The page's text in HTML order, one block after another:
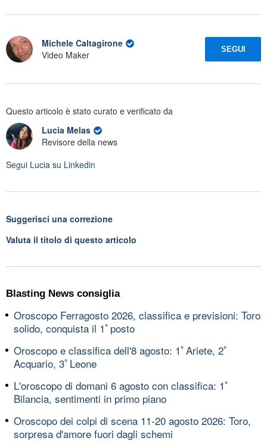
Michele Caltagirone
Video Maker
SEGUI
Questo articolo è stato curato e verificato da
Lucia Melas
Revisore della news
Segui Lucia su Linkedin
Suggerisci una correzione
Valuta il titolo di questo articolo
Blasting News consiglia
Oroscopo Ferragosto 2026, classifica e previsioni: Toro
solido, conquista il 1ﾟposto
Oroscopo e classifica dell'8 agosto: 1ﾟAriete, 2ﾟ
Acquario, 3ﾟLeone
L'oroscopo di domani 6 agosto con classifica: 1ﾟ
Bilancia, sentimenti in primo piano
Oroscopo dei colpi di scena 11-20 agosto 2026: Toro,
sorpresa d'amore fuori dagli schemi